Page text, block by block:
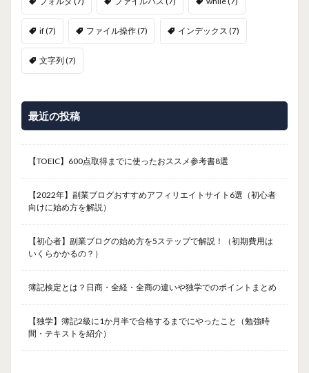
if(7) ファイル操作(7) インデックス (7)
文字列 (7)
最近の投稿
【TOEIC】600点取得までに使ったおススメ参考書8選
【2022年】副業ブログおすすめアフィリエイトサイト6選（初心者
向けに始め方を解説）
【初心者】副業ブログの始め方を5ステップで解説！（初期費用は
いくらかかるの？）
簿記検定とは？日商・全経・全商の違いや独学でのポイントまとめ
【独学】簿記2級に1か月半で合格するまでにやったこと（勉強時
間・テキストを紹介）